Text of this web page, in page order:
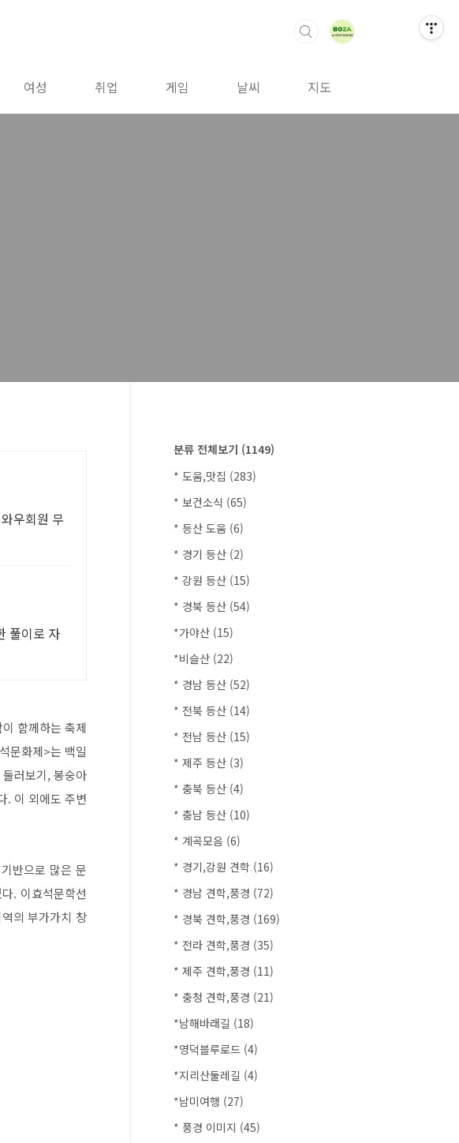
여성 취업 게임 날씨 지도
우회원 무
풀이로 자
함께하는 축제
문화제>는 백일
러보기, 봉숭아
. 이 외에도 주변
반으로 많은 문
. 이효석문학선
의 부가가치 창
분류 전체보기 (1149)
* 도움,맛집 (283)
* 보건소식 (65)
* 등산 도움 (6)
* 경기 등산 (2)
* 강원 등산 (15)
* 경북 등산 (54)
*가야산 (15)
*비슬산 (22)
* 경남 등산 (52)
* 전북 등산 (14)
* 전남 등산 (15)
* 제주 등산 (3)
* 충북 등산 (4)
* 충남 등산 (10)
* 계곡모음 (6)
* 경기,강원 견학 (16)
* 경남 견학,풍경 (72)
* 경북 견학,풍경 (169)
* 전라 견학,풍경 (35)
* 제주 견학,풍경 (11)
* 충청 견학,풍경 (21)
*남해바래길 (18)
*영덕블루로드 (4)
*지리산둘레길 (4)
*남미여행 (27)
* 풍경 이미지 (45)